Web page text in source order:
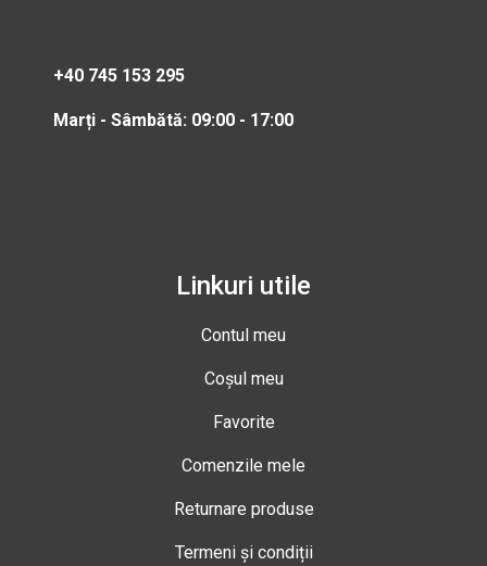
+40 745 153 295
Marți - Sâmbătă: 09:00 - 17:00
Linkuri utile
Contul meu
Coșul meu
Favorite
Comenzile mele
Returnare produse
Termeni și condiții